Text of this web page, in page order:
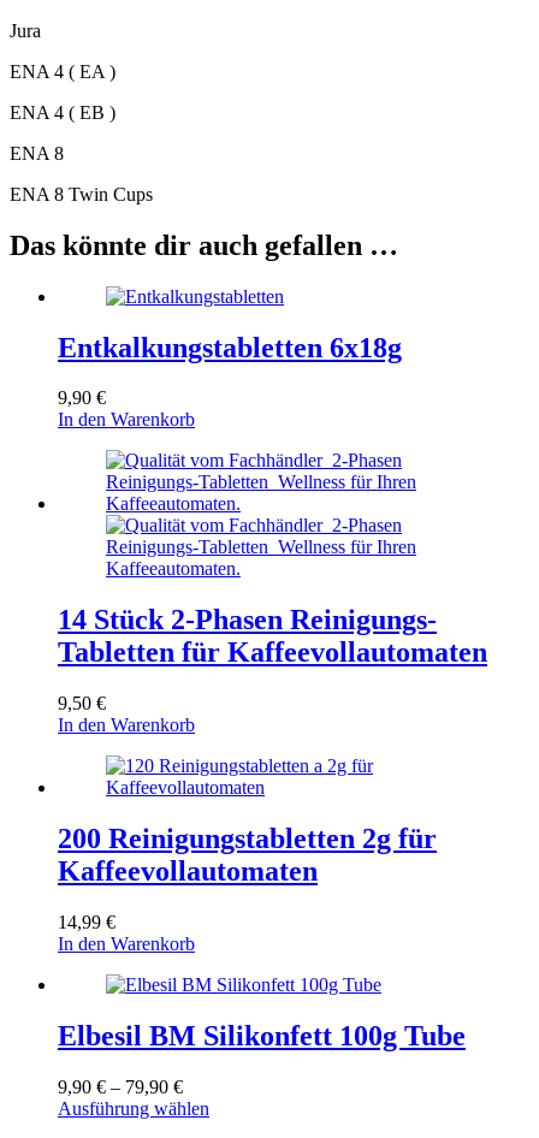
Jura
ENA 4 ( EA )
ENA 4 ( EB )
ENA 8
ENA 8 Twin Cups
Das könnte dir auch gefallen …
Entkalkungstabletten 6x18g
9,90 €
In den Warenkorb
14 Stück 2-Phasen Reinigungs-
Tabletten für Kaffeevollautomaten
9,50 €
In den Warenkorb
200 Reinigungstabletten 2g für
Kaffeevollautomaten
14,99 €
In den Warenkorb
Elbesil BM Silikonfett 100g Tube
9,90 € – 79,90 €Preisspanne:
9,90 €
Ausführung wählen